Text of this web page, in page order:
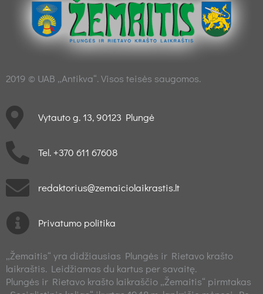
2019 © UAB „Antikva“. Visos teisės saugomos.
Vytauto g. 13, 90123 Plungė
Tel. +370 611 67608
redaktorius@zemaiciolaikrastis.lt
Privatumo politika
„Žemaitis“ yra didžiausias Plungės ir Rietavo krašto
laikraštis. Leidžiamas du kartus per savaitę.
Plungės ir Rietavo krašto laikraščio „Žemaitis“ pirmtakas